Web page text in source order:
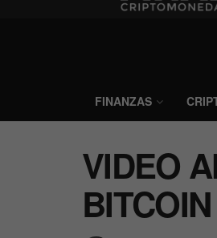
FINANZAS
VIDEO
BITCOIN